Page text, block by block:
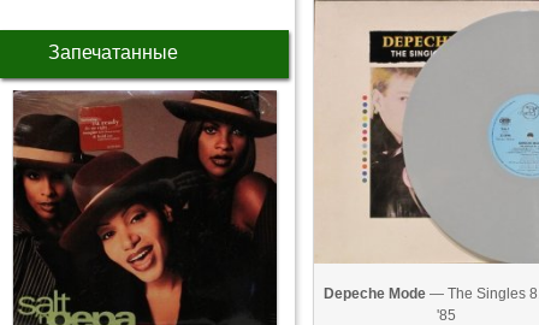
Запечатанные
Depeche Mode — The Singles
'85